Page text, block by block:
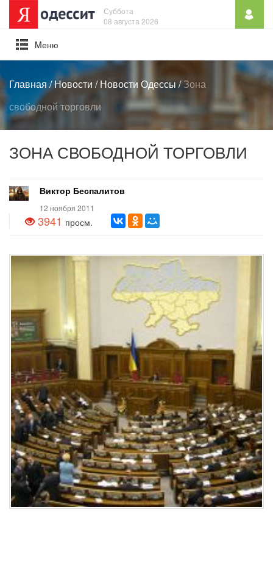
Суббота
08 августа 2026
Mеню
Главная/Новости /Новости Одессы/Зона
свободной торговли
ЗОНА СВОБОДНОЙ ТОРГОВЛИ
Виктор Беспалитов
12 ноября 2011
3941 просм.